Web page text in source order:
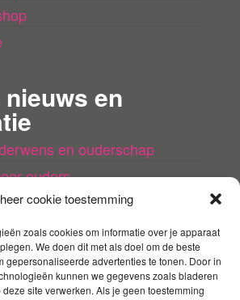
cookie toestemming
zoals cookies om informatie over je apparaat
We doen dit met als doel om de beste
gepersonaliseerde advertenties te tonen. Door in
kunnen we gegevens zoals bladeren
site verwerken. Als je geen toestemming
nieuws en
en ouderschap
ouders